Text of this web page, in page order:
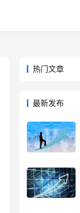
热门文章
最新发布